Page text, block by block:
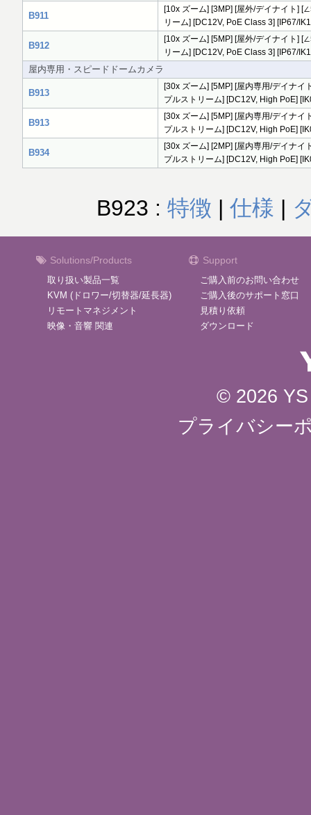
B911
[10x ズーム] [3MP] [屋外/デイナイト]
リーム] [DC12V, PoE Class 3] [IP67/
B912
[10x ズーム] [5MP] [屋外/デイナイト]
リーム] [DC12V, PoE Class 3] [IP67/
屋内専用・スピードドームカメラ
B913
[30x ズーム] [5MP] [屋内専用/デイナ
プルストリーム] [DC12V, High PoE]
B913
[30x ズーム] [5MP] [屋内専用/デイナ
プルストリーム] [DC12V, High PoE]
B934
[30x ズーム] [2MP] [屋内専用/デイナ
プルストリーム] [DC12V, High PoE]
B923 : 特徴 | 仕様 |
Solutions/Products
取り扱い製品一覧
KVM (ドロワー/切替器/延長器)
リモートマネジメント
映像・音響 関連
Support
ご購入前のお問い合わせ
ご購入後のサポート窓口
見積り依頼
ダウンロード
© 2026
プライバシー